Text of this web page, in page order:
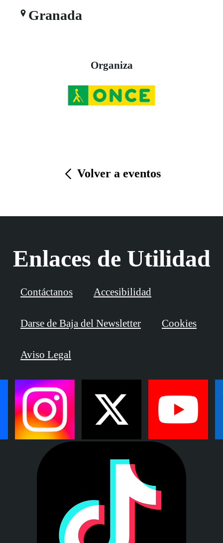
Granada
Organiza
Volver a eventos
Enlaces de Utilidad
Contáctanos Accesibilidad
Darse de Baja del Newsletter Cookies
Aviso Legal